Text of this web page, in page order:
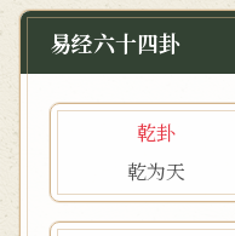
易经六十四卦
乾卦
乾为天